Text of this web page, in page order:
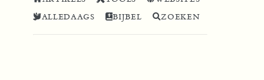
ALLEDAAGS
BIJBEL ZOEKEN